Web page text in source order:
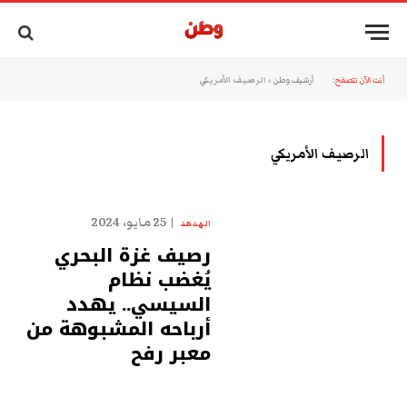
أنت الآن تتصفح: أرشيف وطن » الرصيف الأمريكي
الرصيف الأمريكي
الهدهد 25 مايو، 2024
رصيف غزة البحري
يُغضب نظام
السيسي.. يهدد
أرباحه المشبوهة من
معبر رفح